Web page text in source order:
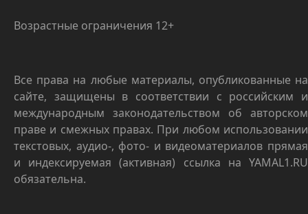
Возрастные ограничения 12+
Все права на любые материалы, опубликованные на
сайте, защищены в соответствии с российским и
международным законодательством об авторском
праве и смежных правах. При любом использовании
текстовых, аудио-, фото- и видеоматериалов прямая
и индексируемая (активная) ссылка на YAMAL1.RU
обязательна.